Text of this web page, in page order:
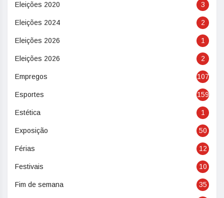
Eleições 2020 3
Eleições 2024 2
Eleições 2026 1
Eleições 2026 2
Empregos 107
Esportes 159
Estética 1
Exposição 50
Férias 12
Festivais 10
Fim de semana 35